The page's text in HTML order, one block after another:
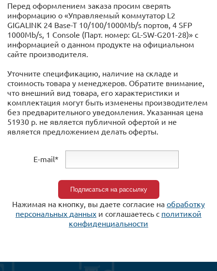
Перед оформлением заказа просим сверять
информацию о «Управляемый коммутатор L2
GIGALINK 24 Base-T 10/100/1000Mb/s портов, 4 SFP
1000Mb/s, 1 Console (Парт. номер: GL-SW-G201-28)» с
информацией o данном продукте на официальном
сайте производителя.
Уточните спецификацию, наличие на складе и
стоимость товара у менеджеров. Обратите внимание,
что внешний вид товара, его характеристики и
комплектация могут быть изменены производителем
без предварительного уведомления. Указанная цена
51930 р. не является публичной офертой и не
является предложением делать оферты.
E-mail*
Нажимая на кнопку, вы даете согласие на обработку
персональных данных и соглашаетесь c политикой
конфиденциальности